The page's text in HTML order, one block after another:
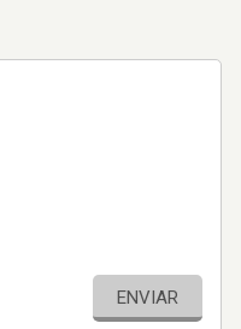
ENVIAR